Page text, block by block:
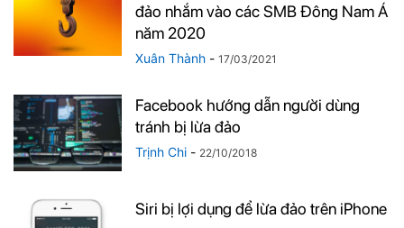
đảo nhắm vào các SMB Đông Nam Á
năm 2020
Xuân Thành - 17/03/2021
Facebook hướng dẫn người dùng
tránh bị lừa đảo
Trịnh Chi - 22/10/2018
Siri bị lợi dụng để lừa đảo trên iPhone